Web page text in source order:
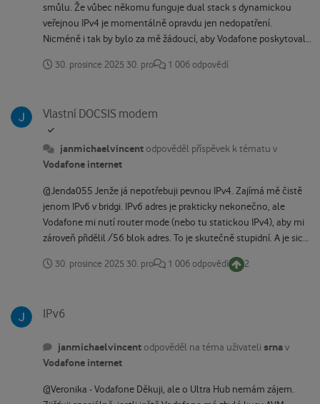
smůlu. Že vůbec někomu funguje dual stack s dynamickou
veřejnou IPv4 je momentálně opravdu jen nedopatření.
Nicméně i tak by bylo za mě žádoucí, aby Vodafone poskytoval
jak dojebali delegaci prefixu a další věci) a nepodmiňoval to
30. prosince 2025 30. pro 1 006 odpovědí
Vlastní DOCSIS modem
janmichaelvincent odpověděl příspěvek k tématu v
Vodafone internet
@Jenda055 Jenže já nepotřebuji pevnou IPv4. Zajímá mě čistě
jenom IPv6 v bridgi. IPv6 adres je prakticky nekonečno, ale
Vodafone mi nutí router mode (nebo tu statickou IPv4), aby mi
zároveň přidělil /56 blok adres. To je skutečně stupidní. A je sice
to je mi k ničemu.
30. prosince 2025 30. pro 1 006 odpovědí 2
IPv6
janmichaelvincent odpověděl na téma uživatelisrnav
Vodafone internet
@Veronika - Vodafone Děkuji, ale o Ultra Hub nemám zájem.